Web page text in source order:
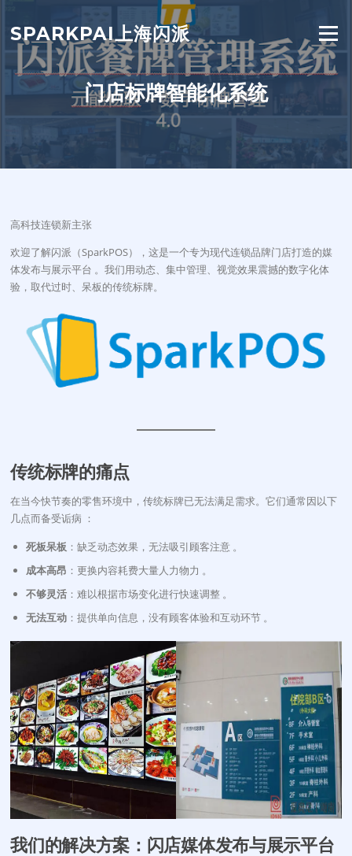
content
SPARKPAI上海闪派 Menu
门店标牌智能化系统
高科技连锁新主张
欢迎了解闪派（SparkPOS）
，这是一个专为现代连锁品牌门店打造的媒
体发布与展示平台 。我们用动态、集中管理、视觉效果震撼的数字化体
验，取代过时、呆板的传统标牌。
传统标牌的痛点
在当今快节奏的零售环境中，传统标牌已无法满足需求。它们通常因以下
几点而备受诟病 ：
死板呆板 ：缺乏动态效果，无法吸引顾客注意 。
成本高昂 ：更换内容耗费大量人力物力 。
不够灵活 ：难以根据市场变化进行快速调整 。
无法互动 ：提供单向信息，没有顾客体验和互动环节 。
我们的解决方案：闪店媒体发布与展示平台